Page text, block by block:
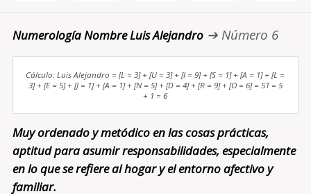
Numerología Nombre Luis Alejandro➔ Número 6
Cálculo: Luis Alejandro = [L = 3] + [U = 3] + [I = 9] + [S = 1] + [A = 1] + [L =
3] + [E = 5] + [J = 1] + [A = 1] + [N = 5] + [D = 4] + [R = 9] + [O = 6] = 51 = 5
+ 1 = 6
Muy ordenado y metódico en las cosas prácticas,
aptitud para asumir responsabilidades, especialmente
en lo que se refiere al hogar y el entorno afectivo y
familiar.